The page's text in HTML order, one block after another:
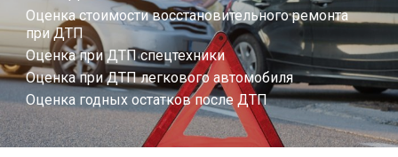
Оценка стоимости восстановительного ремонта
при ДТП
Оценка при ДТП спецтехники
Оценка при ДТП легкового автомобиля
Оценка годных остатков после ДТП